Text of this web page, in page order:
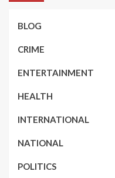
BLOG
CRIME
ENTERTAINMENT
HEALTH
INTERNATIONAL
NATIONAL
POLITICS